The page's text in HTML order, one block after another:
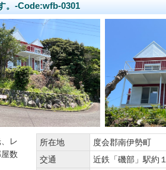
。-Code:wfb-0301
レ
数
所在地
度会郡南伊勢町
交通
近鉄「磯部」駅約